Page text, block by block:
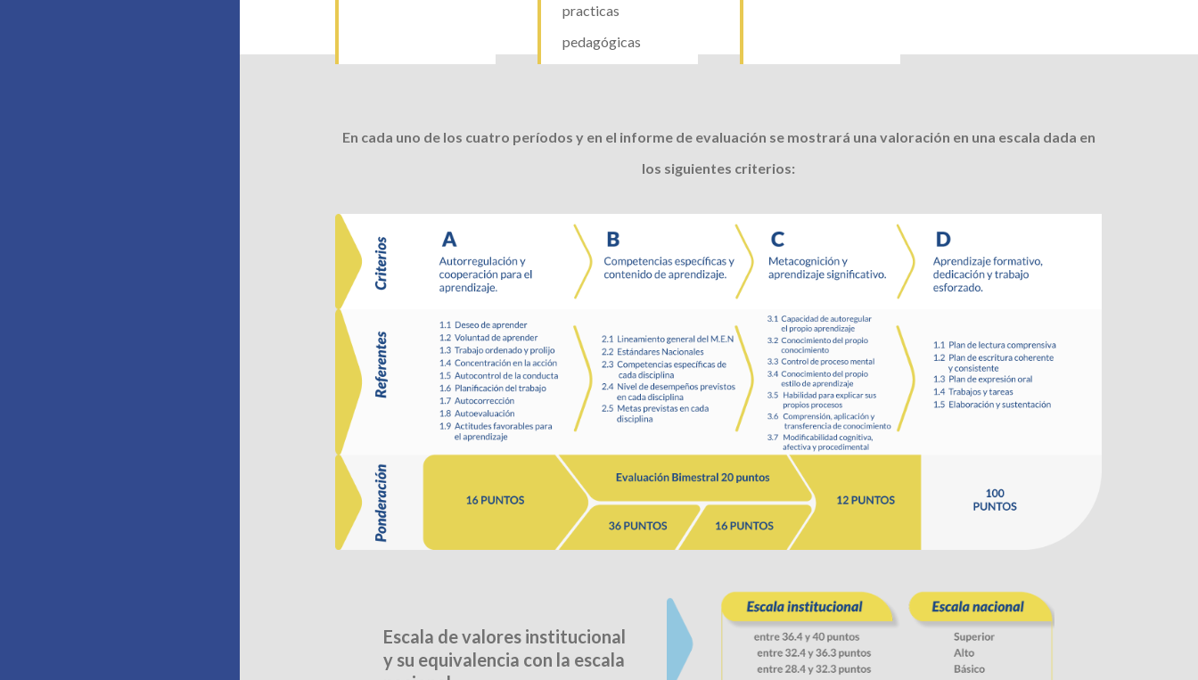
practicas
pedagógicas
En cada uno de los cuatro períodos y en el informe de evaluación se mostrará una valoración en una escala dada en
los siguientes criterios:
Escala de valores institucional
y su equivalencia con la escala